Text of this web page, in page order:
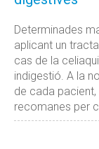
Determinades
aplicant un
cas de la
indigestió. A la
de cada
recomanes per